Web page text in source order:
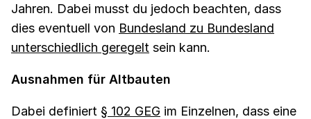
Jahren. Dabei musst du jedoch beachten, dass
dies eventuell von Bundesland zu Bundesland
unterschiedlich geregelt sein kann.
Ausnahmen für Altbauten
Dabei definiert § 102 GEG im Einzelnen, dass eine